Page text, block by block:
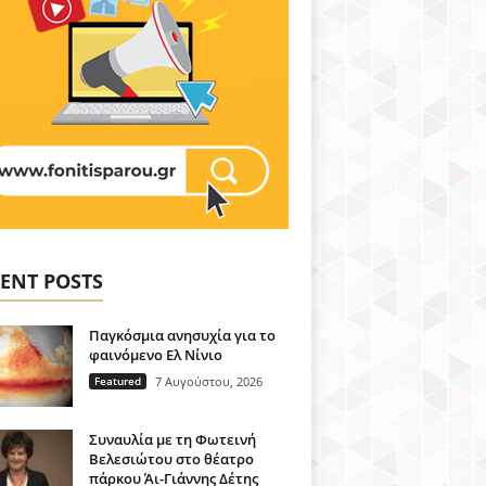
POSTS
Παγκόσμια ανησυχία για το
φαινόμενο Ελ Νίνιο
Featured 7 Αυγούστου, 2026
Συναυλία με τη Φωτεινή
Βελεσιώτου στο θέατρο
πάρκου Άι-Γιάννης Δέτης